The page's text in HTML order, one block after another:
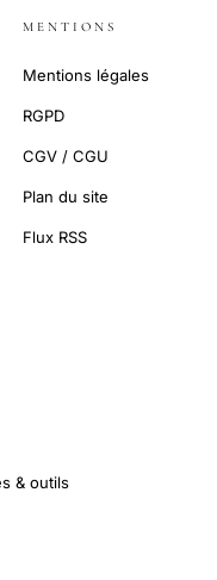
MENTIONS
Mentions légales
RGPD
CGV / CGU
Plan du site
Flux RSS
& outils